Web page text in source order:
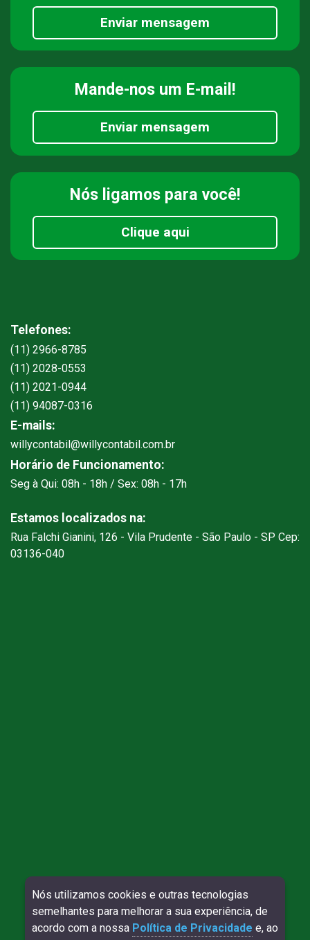
Enviar mensagem
Mande-nos um E-mail!
Enviar mensagem
Nós ligamos para você!
Clique aqui
Telefones:
(11) 2966-8785
(11) 2028-0553
(11) 2021-0944
(11) 94087-0316
E-mails:
willycontabil@willycontabil.com.br
Horário de Funcionamento:
Seg à Qui: 08h - 18h / Sex: 08h - 17h
Estamos localizados na:
Rua Falchi Gianini, 126 - Vila Prudente - São Paulo - SP Cep:
03136-040
Direitos reservados à Willy Contábil - 2026
DESENVOLVIMENTO: SITE VERIFICADO:
Nós utilizamos cookies e outras tecnologias
semelhantes para melhorar a sua experiência, de
acordo com a nossa Política de Privacidade e, ao